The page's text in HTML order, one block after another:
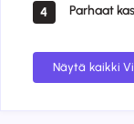
4 Parhaat
Näytä kaikki